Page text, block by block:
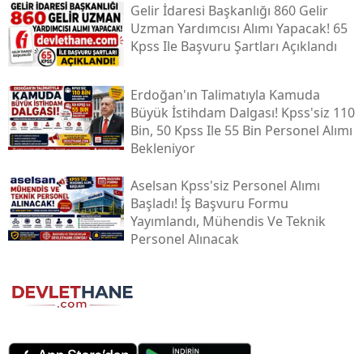
Gelir İdaresi Başkanlığı 860 Gelir
Uzman Yardımcısı Alımı Yapacak! 65
Kpss Ile Başvuru Şartları Açıklandı
Erdoğan'ın Talimatıyla Kamuda
Büyük İstihdam Dalgası! Kpss'siz 110
Bin, 50 Kpss Ile 55 Bin Personel Alımı
Bekleniyor
Aselsan Kpss'siz Personel Alımı
Başladı! İş Başvuru Formu
Yayımlandı, Mühendis Ve Teknik
Personel Alınacak